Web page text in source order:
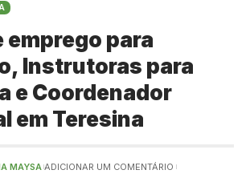
emprego para
Instrutoras para
e Coordenador
em Teresina
MAYSA ADICIONAR UM COMENTÁRIO